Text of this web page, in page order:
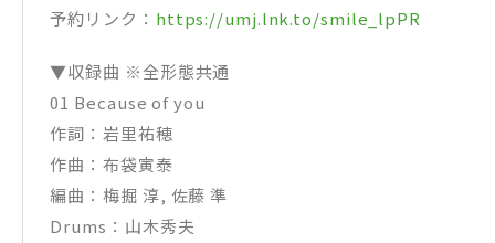
予約リンク： https://umj.lnk.to/smile_lpPR
▼収録曲 ※全形態共通
01 Because of you
作詞：岩里祐穂
作曲：布袋寅泰
編曲：梅掘 淳, 佐藤 準
Drums：山木秀夫